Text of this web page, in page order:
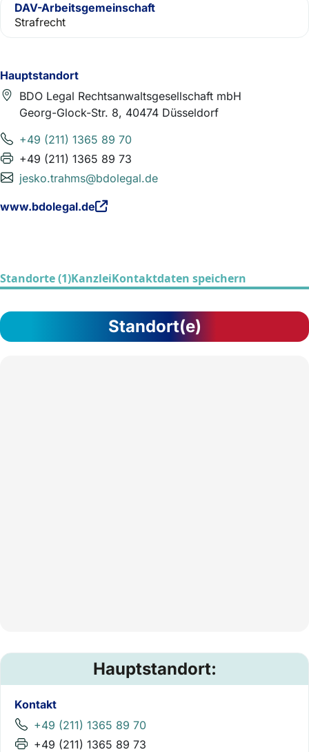
Hauptstandort
BDO Legal Rechtsanwaltsgesellschaft mbH
Georg-Glock-Str. 8, 40474 Düsseldorf
+49 (211) 1365 89 70
+49 (211) 1365 89 73
jesko.trahms@bdolegal.de
www.bdolegal.de
DAV-Arbeitsgemeinschaft
Strafrecht
Standorte (1)KanzleiKontaktdaten speichern
Standort(e)
Hauptstandort:
Kontakt
+49 (211) 1365 89 70
+49 (211) 1365 89 73